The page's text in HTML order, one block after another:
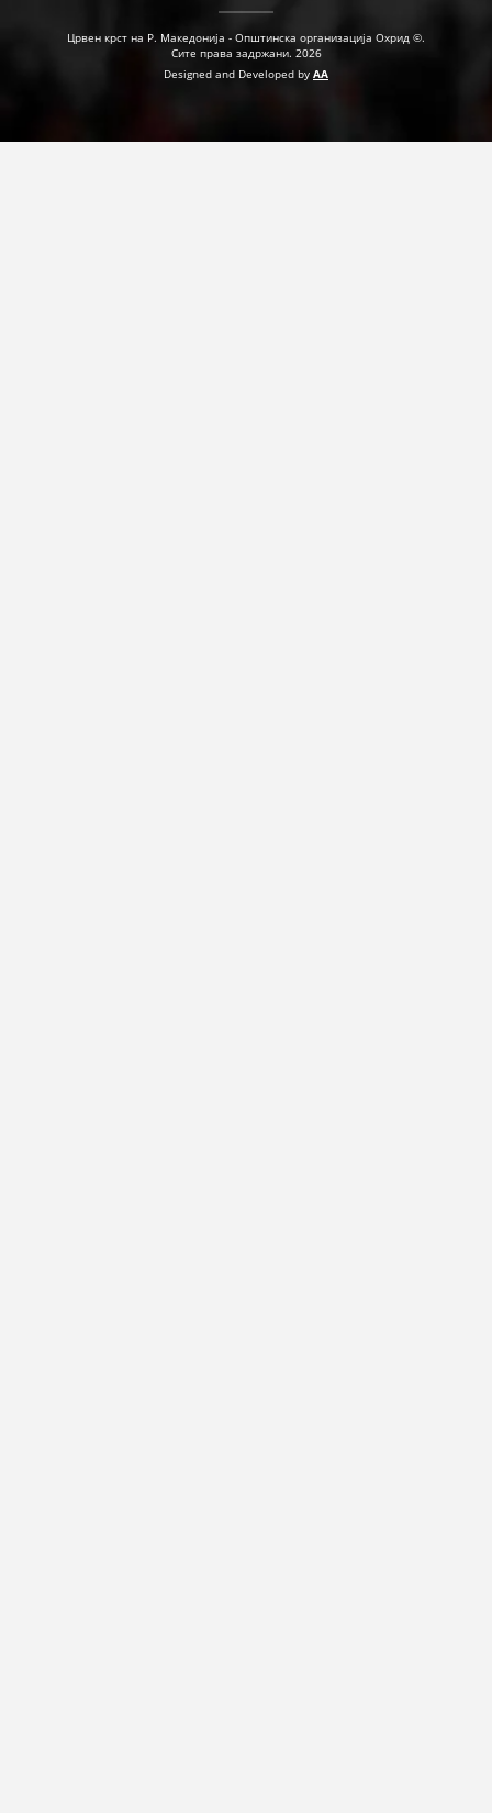
Црвен крст на Р. Македонија - Општинска организација Охрид ©.
Сите права задржани. 2026
Designed and Developed by AA